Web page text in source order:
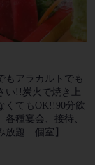
もアラカルトでも
!!炭火で焼き上
くてもOK!!90分飲
種宴会、接待、
放題 個室】